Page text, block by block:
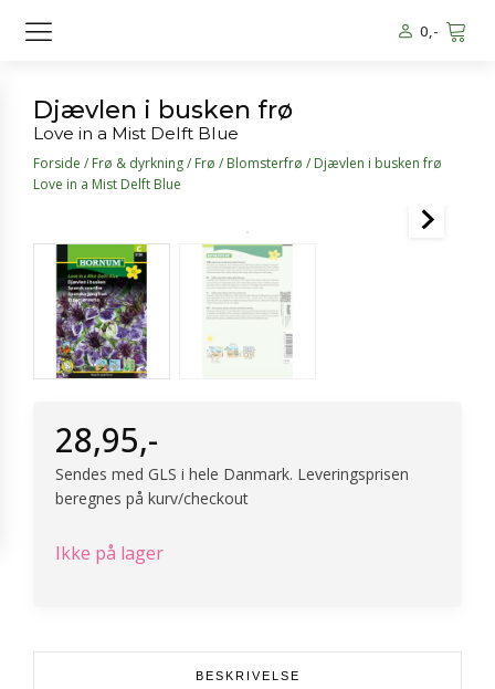
0,-
Forside / Frø & dyrkning/ Frø / Blomsterfrø / Djævlen i busken frø
Love in a Mist Delft Blue
Djævlen i busken frø
Love in a Mist Delft Blue
28,95,-
Sendes med GLS i hele Danmark. Leveringsprisen
beregnes på kurv/checkout
Ikke på lager
BESKRIVELSE